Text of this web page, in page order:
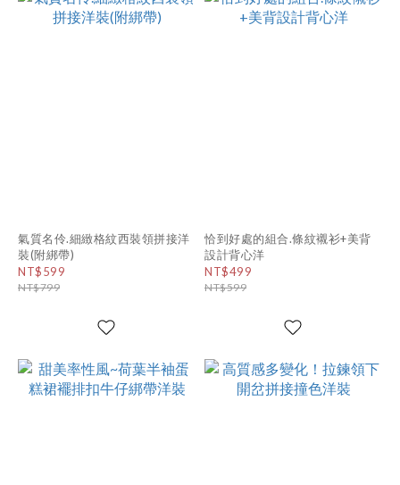
氣質名伶.細緻格紋西裝領拼接洋
裝(附綁帶)
NT$599
NT$799
恰到好處的組合.條紋襯衫+美背
設計背心洋
NT$499
NT$599